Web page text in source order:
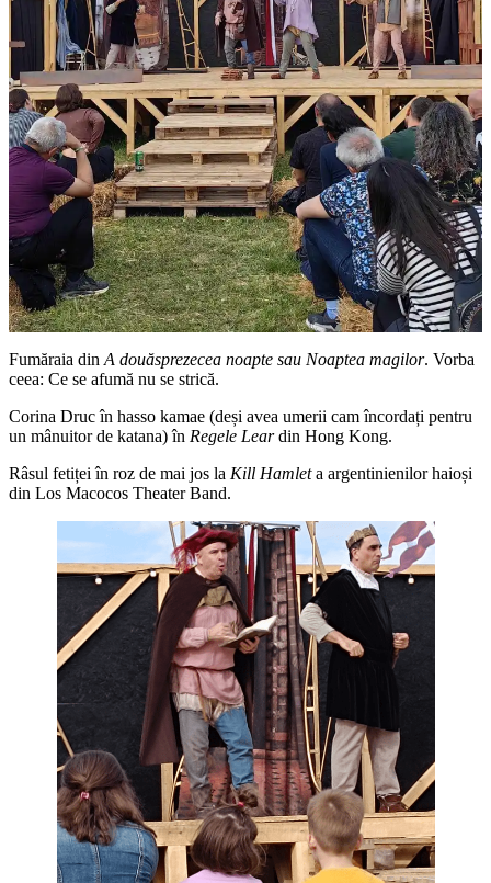
Fumăraia din A douăsprezecea noapte sau Noaptea magilor. Vorba
ceea: Ce se afumă nu se strică.
Corina Druc în hasso kamae (deși avea umerii cam încordați pentru
un mânuitor de katana) în Regele Leardin Hong Kong.
Râsul fetiței în roz de mai jos la Kill Hamleta argentinienilor haioși
din Los Macocos Theater Band.